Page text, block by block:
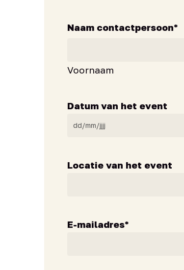
Naam contactpersoon*
Voornaam
Datum van het event
Locatie van het event
E-mailadres*